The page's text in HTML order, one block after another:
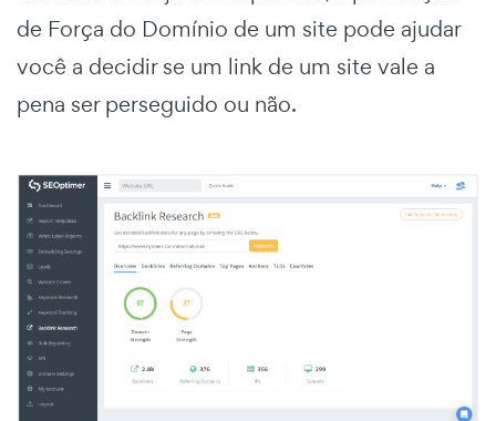
de Força do Domínio de um site pode ajudar
você a decidir se um link de um site vale a
pena ser perseguido ou não.